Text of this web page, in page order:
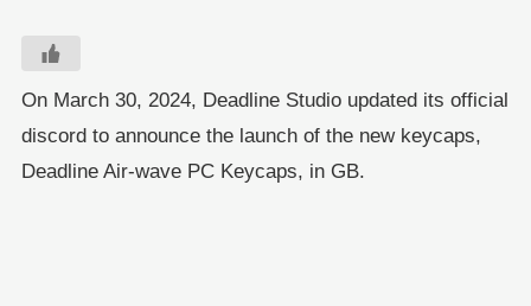
On March 30, 2024, Deadline Studio updated its official
discord to announce the launch of the new keycaps,
Deadline Air-wave PC Keycaps, in GB.